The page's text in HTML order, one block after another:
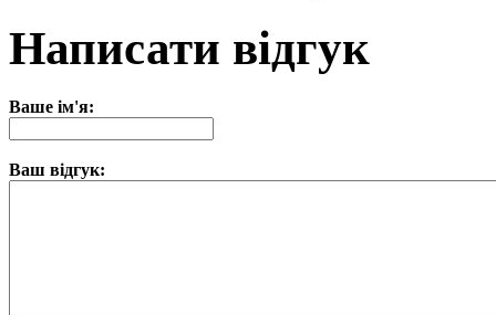
Написати відгук
Ваше ім'я:
Ваш відгук: